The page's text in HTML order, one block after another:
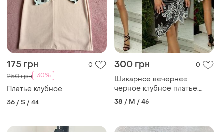
175 грн 0
250 грн -30%
Платье клубное.
36 / S / 44
300 грн 0
Шикарное вечернее
черное клубное платье.
турция. размер m.
38 / M / 46